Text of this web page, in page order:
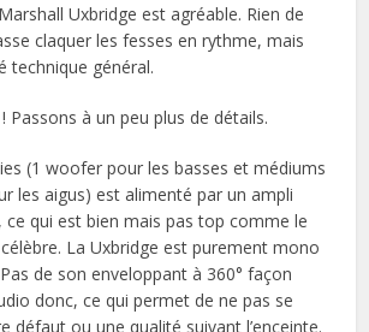
Uxbridge est agréable. Rien de
claquer les fesses en rythme, mais
technique général.
Passons à un peu plus de détails.
(1 woofer pour les basses et médiums
les aigus) est alimenté par un ampli
ce qui est bien mais pas top comme le
La Uxbridge est purement mono
de son enveloppant à 360° façon
donc, ce qui permet de ne pas se
défaut ou une qualité suivant l’enceinte.